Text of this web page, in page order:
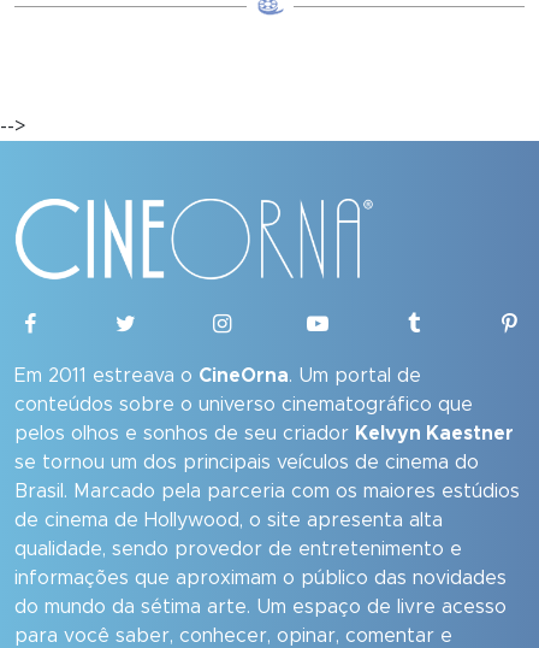
-->
Em 2011 estreava o CineOrna. Um portal de
conteúdos sobre o universo cinematográfico que
pelos olhos e sonhos de seu criador Kelvyn Kaestner
se tornou um dos principais veículos de cinema do
Brasil. Marcado pela parceria com os maiores estúdios
de cinema de Hollywood, o site apresenta alta
qualidade, sendo provedor de entretenimento e
informações que aproximam o público das novidades
do mundo da sétima arte. Um espaço de livre acesso
para você saber, conhecer, opinar, comentar e